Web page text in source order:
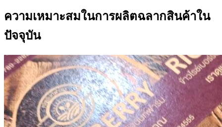
ความเหมาะสมในการผลิตฉลากสินค้าใน
ปัจจุบัน